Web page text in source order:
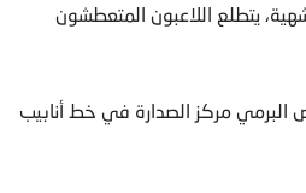
يتطلع اللاعبون المتعطشون
البرمي مركز الصدارة في خط أنابيب